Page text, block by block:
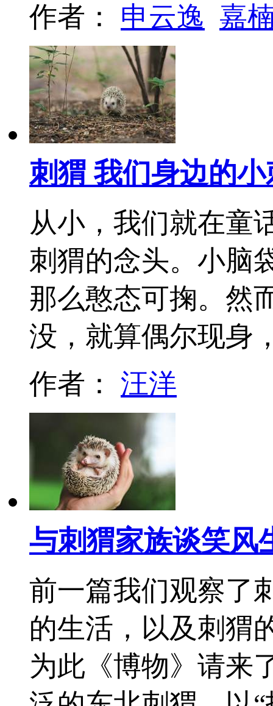
作者： 申云逸 嘉
刺猬 我们身边的
从小，我们就在童
刺猬的念头。小脑
那么憨态可掬。然
没，就算偶尔现
作者： 汪洋
与刺猬家族谈笑风
前一篇我们观察了
的生活，以及刺猬
为此《博物》请来